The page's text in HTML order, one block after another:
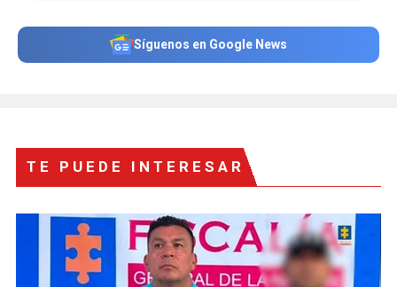
Síguenos en Google News
TE PUEDE INTERESAR